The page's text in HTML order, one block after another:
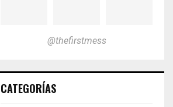
@thefirstmess
CATEGORÍAS